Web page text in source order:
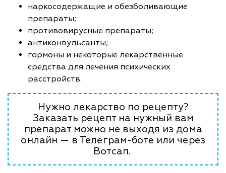
наркосодержащие и обезболивающие
препараты;
противовирусные препараты;
антиконвульсанты;
гормоны и некоторые лекарственные
средства для лечения психических
расстройств.
Нужно лекарство по рецепту?
Заказать рецепт на нужный вам
препарат можно не выходя из дома
онлайн — в Телеграм-боте или через
Вотсап.